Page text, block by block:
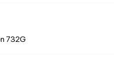
732G